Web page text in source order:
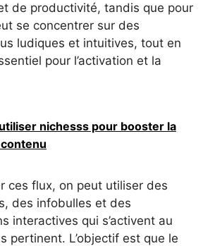
de productivité, tandis que pour
se concentrer sur des
ludiques et intuitives, tout en
pour l’activation et la
nichesss pour booster la
ces flux, on peut utiliser des
des infobulles et des
interactives qui s’activent au
pertinent. L’objectif est que le